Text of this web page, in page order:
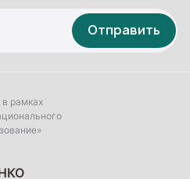
Отправить
рамках